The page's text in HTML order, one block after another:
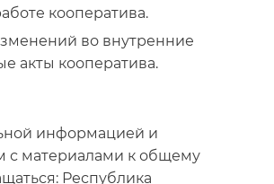
кооператива.
во внутренние
акты кооператива.
информацией и
с материалами к общему
Республика